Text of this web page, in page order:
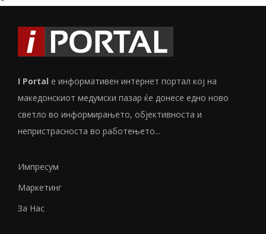
I Portal е информативен интернет портал кој на
македонскиот медумски пазар ќе донесе едно ново
светло во информирањето, објективноста и
непристрасноста во работењето...
Импресум
Маркетинг
За Нас